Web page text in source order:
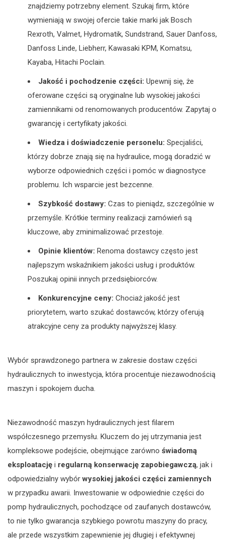
znajdziemy potrzebny element. Szukaj firm, które
wymieniają w swojej ofercie takie marki jak Bosch
Rexroth, Valmet, Hydromatik, Sundstrand, Sauer Danfoss,
Danfoss Linde, Liebherr, Kawasaki KPM, Komatsu,
Kayaba, Hitachi Poclain.
Jakość i pochodzenie części: Upewnij się, że
oferowane części są oryginalne lub wysokiej jakości
zamiennikami od renomowanych producentów. Zapytaj o
gwarancję i certyfikaty jakości.
Wiedza i doświadczenie personelu: Specjaliści,
którzy dobrze znają się na hydraulice, mogą doradzić w
wyborze odpowiednich części i pomóc w diagnostyce
problemu. Ich wsparcie jest bezcenne.
Szybkość dostawy: Czas to pieniądz, szczególnie w
przemyśle. Krótkie terminy realizacji zamówień są
kluczowe, aby zminimalizować przestoje.
Opinie klientów: Renoma dostawcy często jest
najlepszym wskaźnikiem jakości usług i produktów.
Poszukaj opinii innych przedsiębiorców.
Konkurencyjne ceny: Chociaż jakość jest
priorytetem, warto szukać dostawców, którzy oferują
atrakcyjne ceny za produkty najwyższej klasy.
Wybór sprawdzonego partnera w zakresie dostaw części
hydraulicznych to inwestycja, która procentuje niezawodnością
maszyn i spokojem ducha.
Niezawodność maszyn hydraulicznych jest filarem
współczesnego przemysłu. Kluczem do jej utrzymania jest
kompleksowe podejście, obejmujące zarówno świadomą
eksploatację i regularną konserwację zapobiegawczą, jak i
odpowiedzialny wybórwysokiej jakości części zamiennych
w przypadku awarii. Inwestowanie w odpowiednie części do
pomp hydraulicznych, pochodzące od zaufanych dostawców,
to nie tylko gwarancja szybkiego powrotu maszyny do pracy,
ale przede wszystkim zapewnienie jej długiej i efektywnej